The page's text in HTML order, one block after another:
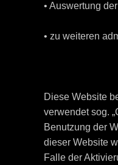
• Auswertung
• zu weiteren
Diese Website
verwendet sog.
Benutzung der
dieser Website
Falle der